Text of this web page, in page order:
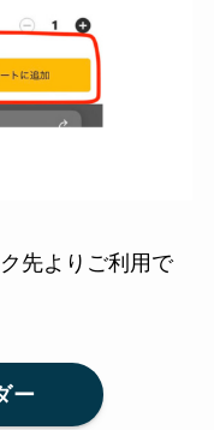
先よりご利用で
ー